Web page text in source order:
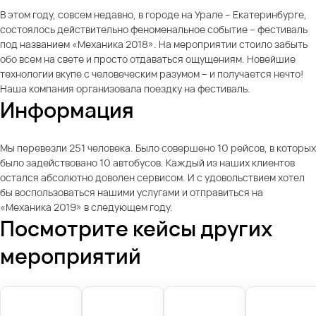
В этом году, совсем недавно, в городе на Урале – Екатеринбурге,
состоялось действительно феноменальное событие – фестиваль
под названием «Механика 2018». На мероприятии стоило забыть
обо всем на свете и просто отдаваться ощущениям. Новейшие
технологии вкупе с человеческим разумом – и получается нечто!
Наша компания организовала поездку на фестиваль.
Информация
Мы перевезли 251 человека. Было совершено 10 рейсов, в которых
было задействовано 10 автобусов. Каждый из наших клиентов
остался абсолютно доволен сервисом. И с удовольствием хотел
бы воспользоваться нашими услугами и отправиться на
«Механика 2019» в следующем году.
Посмотрите кейсы других
мероприятий